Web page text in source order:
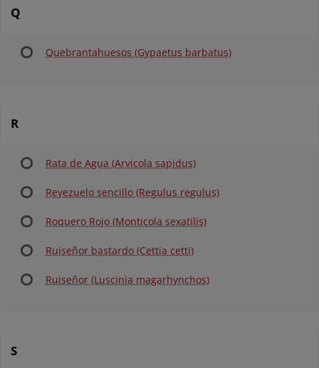
Q
Quebrantahuesos (Gypaetus barbatus)
R
Rata de Agua (Arvicola sapidus)
Reyezuelo sencillo (Regulus regulus)
Roquero Rojo (Monticola sexatilis)
Ruiseñor bastardo (Cettia cetti)
Ruiseñor (Luscinia magarhynchos)
S